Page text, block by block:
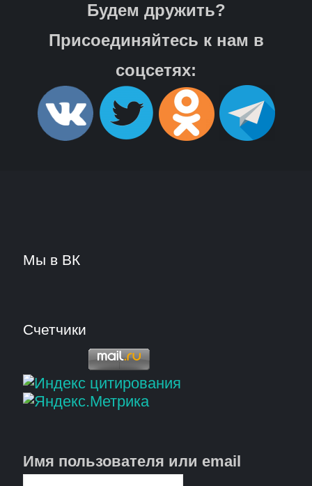
Будем дружить?
Присоединяйтесь к нам в
соцсетях:
Мы в ВК
Счетчики
Имя пользователя или email